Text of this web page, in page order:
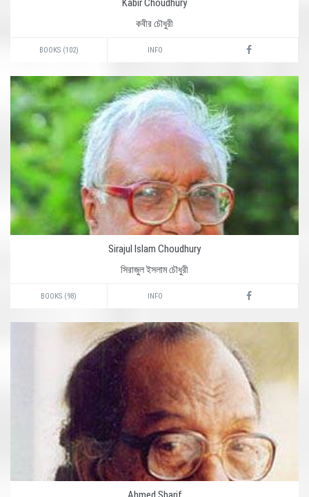
Kabir Choudhury
কবীর চৌধুরী
BOOKS (102) INFO
Sirajul Islam Choudhury
সিরাজুল ইসলাম চৌধুরী
BOOKS (98) INFO